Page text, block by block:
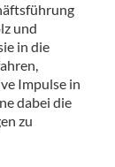
und
in die
Impulse in
dabei die
zu